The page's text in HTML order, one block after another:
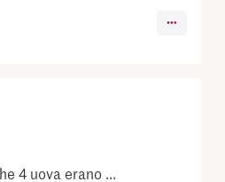
4 uova erano ...